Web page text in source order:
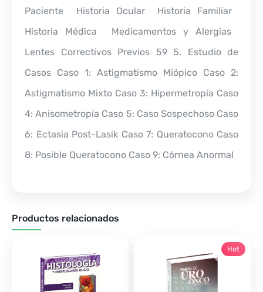
Paciente  Historia Ocular  Historia Familiar 
Historia Médica  Medicamentos y Alergias 
Lentes Correctivos Previos 59 5. Estudio de
Casos Caso 1: Astigmatismo Miópico Caso 2:
Astigmatismo Mixto Caso 3: Hipermetropía Caso
4: Anisometropía Caso 5: Caso Sospechoso Caso
6: Ectasia Post-Lasik Caso 7: Queratocono Caso
8: Posible Queratocono Caso 9: Córnea Anormal
Productos relacionados
Hot